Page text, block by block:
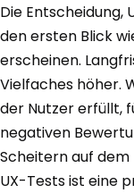
Die Entscheidung,
den ersten Blick
erscheinen.
Vielfaches höher.
der Nutzer erfüllt,
negativen
Scheitern auf
UX-Tests ist eine